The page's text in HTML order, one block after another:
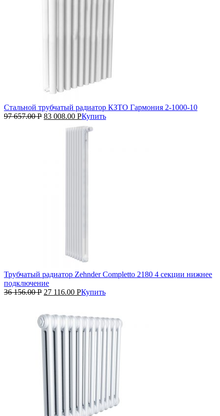
Стальной трубчатый радиатор КЗТО Гармония 2‑1000‑10
97 657.00Р 83 008.00 РКупить
Трубчатый радиатор Zehnder Completto 2180 4 секции нижнее
подключение
36 156.00Р 27 116.00 РКупить